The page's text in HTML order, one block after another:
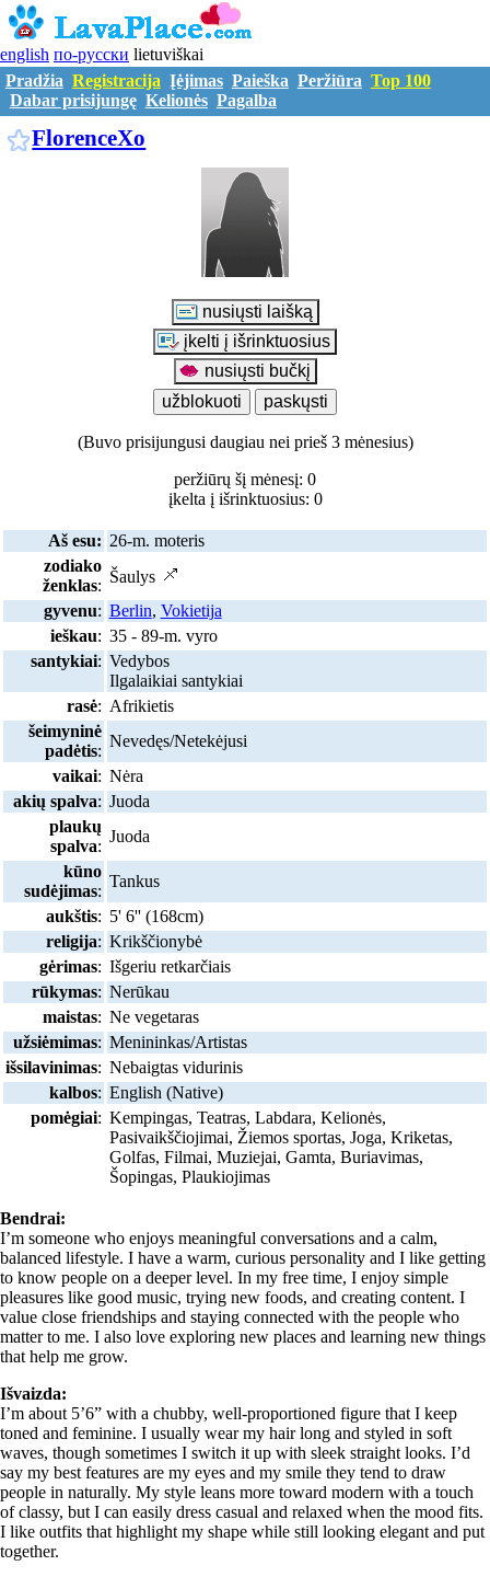
english по-русски lietuviškai
Pradžia Registracija Įėjimas Paieška Peržiūra Top 100
Dabar prisijungę Kelionės Pagalba
FlorenceXo
(Buvo prisijungusi daugiau nei prieš 3 mėnesius)
peržiūrų šį mėnesį: 0
įkelta į išrinktuosius: 0
Aš esu: 26-m. moteris
zodiako
ženklas: Šaulys
gyvenu: Berlin, Vokietija
ieškau: 35 - 89-m. vyro
santykiai: Vedybos
Ilgalaikiai santykiai
rasė: Afrikietis
šeimyninė
padėtis:
Nevedęs/Netekėjusi
vaikai: Nėra
akių spalva: Juoda
plaukų
spalva:
Juoda
kūno
sudėjimas:
Tankus
aukštis: 5' 6'' (168cm)
religija: Krikščionybė
gėrimas: Išgeriu retkarčiais
rūkymas: Nerūkau
maistas: Ne vegetaras
užsiėmimas: Menininkas/Artistas
išsilavinimas: Nebaigtas vidurinis
kalbos: English (Native)
pomėgiai: Kempingas, Teatras, Labdara, Kelionės,
Pasivaikščiojimai, Žiemos sportas, Joga, Kriketas,
Golfas, Filmai, Muziejai, Gamta, Buriavimas,
Šopingas, Plaukiojimas
Bendrai:
I’m someone who enjoys meaningful conversations and a calm,
balanced lifestyle. I have a warm, curious personality and I like getting
to know people on a deeper level. In my free time, I enjoy simple
pleasures like good music, trying new foods, and creating content. I
value close friendships and staying connected with the people who
matter to me. I also love exploring new places and learning new things
that help me grow.
Išvaizda:
I’m about 5’6” with a chubby, well-proportioned figure that I keep
toned and feminine. I usually wear my hair long and styled in soft
waves, though sometimes I switch it up with sleek straight looks. I’d
say my best features are my eyes and my smile they tend to draw
people in naturally. My style leans more toward modern with a touch
of classy, but I can easily dress casual and relaxed when the mood fits.
I like outfits that highlight my shape while still looking elegant and put
together.